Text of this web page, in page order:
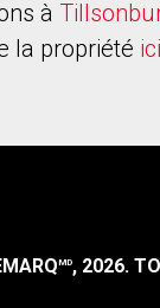
à
la propriété ici
MD, 2026.